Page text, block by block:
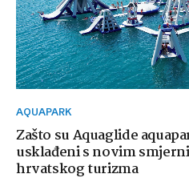
AQUAPARK
Zašto su Aquaglide
usklađeni s novim
hrvatskog turizma